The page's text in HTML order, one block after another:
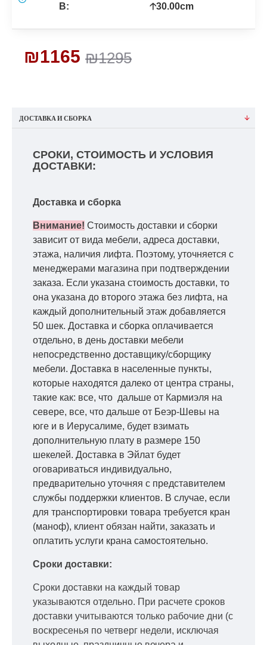
₪1295
₪1165
В:
🡡30.00cm
ДОСТАВКА И СБОРКА
СРОКИ, СТОИМОСТЬ И УСЛОВИЯ
ДОСТАВКИ:
Доставка и сборка
Внимание! Стоимость доставки и сборки
зависит от вида мебели, адреса доставки,
этажа, наличия лифта. Поэтому, уточняется с
менеджерами магазина при подтверждении
заказа. Если указана стоимость доставки, то
она указана до второго этажа без лифта, на
каждый дополнительный этаж добавляется
50 шек. Доставка и сборка оплачивается
отдельно, в день доставки мебели
непосредственно доставщику/сборщику
мебели. Доставка в населенные пункты,
которые находятся далеко от центра страны,
такие как: все, что дальше от Кармиэля на
севере, все, что дальше от Беэр-Шевы на
юге и в Иерусалиме, будет взимать
дополнительную плату в размере 150
шекелей. Доставка в Эйлат будет
оговариваться индивидуально,
предварительно уточняя с представителем
службы поддержки клиентов. В случае, если
для транспортировки товара требуется кран
(маноф), клиент обязан найти, заказать и
оплатить услуги крана самостоятельно.
Сроки доставки:
Сроки доставки на каждый товар
указываются отдельно. При расчете сроков
доставки учитываются только рабочие дни (с
воскресенья по четверг недели, исключая